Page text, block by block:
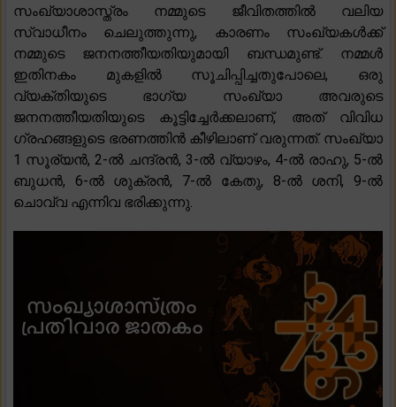
സംഖ്യാശാസ്ത്രം നമ്മുടെ ജീവിതത്തിൽ വലിയ
സ്വാധീനം ചെലുത്തുന്നു, കാരണം സംഖ്യകൾക്ക്
നമ്മുടെ ജനനത്തീയതിയുമായി ബന്ധമുണ്ട്. നമ്മൾ
ഇതിനകം മുകളിൽ സൂചിപ്പിച്ചതുപോലെ, ഒരു
വ്യക്തിയുടെ ഭാഗ്യ സംഖ്യാ അവരുടെ
ജനനത്തീയതിയുടെ കൂട്ടിച്ചേർക്കലാണ്, അത് വിവിധ
ഗ്രഹങ്ങളുടെ ഭരണത്തിൻ കീഴിലാണ് വരുന്നത്. സംഖ്യാ
1 സൂര്യൻ, 2-ൽ ചന്ദ്രൻ, 3-ൽ വ്യാഴം, 4-ൽ രാഹു, 5-ൽ
ബുധൻ, 6-ൽ ശുക്രൻ, 7-ൽ കേതു, 8-ൽ ശനി, 9-ൽ
ചൊവ്വ എന്നിവ ഭരിക്കുന്നു.